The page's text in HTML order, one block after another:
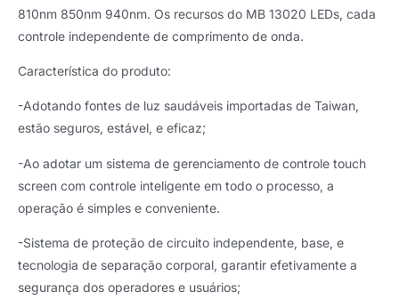
810nm 850nm 940nm. Os recursos do MB 13020 LEDs, cada
controle independente de comprimento de onda.
Característica do produto:
-Adotando fontes de luz saudáveis ​​importadas de Taiwan,
estão seguros, estável, e eficaz;
-Ao adotar um sistema de gerenciamento de controle touch
screen com controle inteligente em todo o processo, a
operação é simples e conveniente.
-Sistema de proteção de circuito independente, base, e
tecnologia de separação corporal, garantir efetivamente a
segurança dos operadores e usuários;